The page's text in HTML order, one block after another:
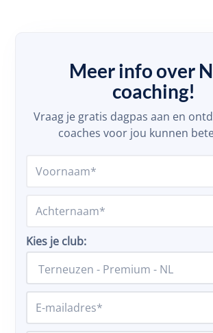
Meer info over
coaching!
Vraag je gratis dagpas aan en
coaches voor jou kunnen
Kies je club: